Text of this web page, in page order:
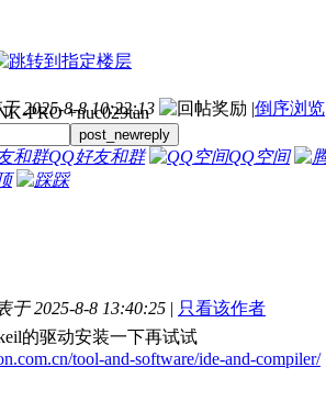
2025-8-8 10:22:13 |倒序浏览
PRO +nuc029tan
post_newreply
QQ好友和群 QQ空间
踩
于 2025-8-8 13:40:25 | 只看该作者
的驱动安装一下再试试
tool-and-software/ide-and-compiler/